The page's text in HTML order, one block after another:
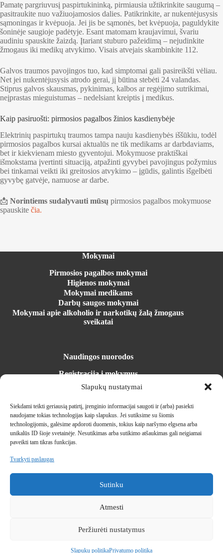
Slapukų nustatymai
Siekdami teikti geriausią patirtį, įrenginio informacijai saugoti ir (arba) pasiekti
naudojame tokias technologijas kaip slapukus. Jei sutiksime su šiomis
technologijomis, galėsime apdoroti duomenis, tokius kaip naršymo elgsena arba
unikalūs ID šioje svetainėje. Nesutikimas arba sutikimo atšaukimas gali neigiamai
paveikti tam tikras funkcijas.
Tvarkyti paslaugas
Sutinku
Atmesti
Peržiurėti nustatymus
Slapuku politikaPrivatumo politika
Pamatę pargriuvusį paspirtukininką, pirmiausia užtikrinkite saugumą –
pasitraukite nuo važiuojamosios dalies. Patikrinkite, ar nukentėjusysis
sąmoningas ir kvėpuoja. Jei jis be sąmonės, bet kvėpuoja, paguldykite
šoninėje saugioje padėtyje. Esant matomam kraujavimui, švariu
audiniu spauskite žaizdą. Įtariant stuburo pažeidimą – nejudinkite
žmogaus iki medikų atvykimo. Visais atvejais skambinkite 112.
Galvos traumos pavojingos tuo, kad simptomai gali pasireikšti vėliau.
Net jei nukentėjusysis atrodo gerai, jį būtina stebėti 24 valandas.
Stiprus galvos skausmas, pykinimas, kalbos ar regėjimo sutrikimai,
neįprastas mieguistumas – nedelsiant kreiptis į medikus.
Kaip pasiruošti: pirmosios pagalbos žinios kasdienybėje
Elektrinių paspirtukų traumos tampa nauju kasdienybės iššūkiu, todėl
pirmosios pagalbos kursai aktualūs ne tik medikams ar darbdaviams,
bet ir kiekvienam miesto gyventojui. Mokymuose praktiškai
išmokstama įvertinti situaciją, atpažinti gyvybei pavojingus požymius
bei tinkamai veikti iki greitosios atvykimo – įgūdis, galintis išgelbėti
gyvybę gatvėje, namuose ar darbe.
📩 Norintiems sudalyvauti mūsų pirmosios pagalbos mokymuose
spauskite čia.
Mokymai
Pirmosios pagalbos mokymai
Higienos mokymai
Mokymai medikams
Darbų saugos mokymai
Mokymai apie alkoholio ir narkotikų žalą žmogaus
sveikatai
Naudingos nuorodos
Registracija į mokymus
Mokymosi erdvė
Parduotuvė
Įrangos nuoma
Naujienos
Kontaktai
+370 (610) 00141
S. Žukausko g. 35, Vilnius